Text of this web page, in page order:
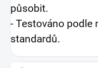
působit.
- Testováno podle
standardů.